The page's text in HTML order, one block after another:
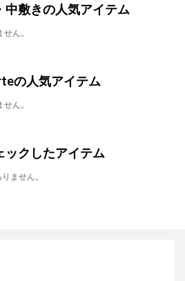
中敷きの人気アイテム
ん。
の人気アイテム
ん。
ックしたアイテム
ません。